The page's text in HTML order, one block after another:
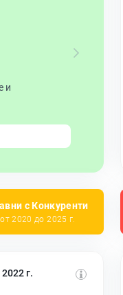
и
с Конкуренти
от 2020 до 2025 г.
г.